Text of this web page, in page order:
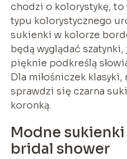
chodzi o kolorystykę,
typu kolorystycznego
sukienki w kolorze
będą wyglądać
pięknie podkreślą
Dla miłośniczek
sprawdzi się czarna
koronką.
Modne
bridal shower